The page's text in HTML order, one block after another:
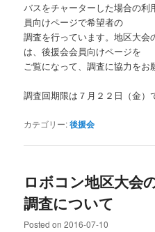
バスをチャーターした場合の利
員向けページで希望者の
調査を行っています。地区大
は、後援会会員向けページを
ご覧になって、調査に協力をお
調査回期限は７月２２日（金）
カテゴリー:後援会
ロボコン地区大会
調査について
Posted on2016-07-10